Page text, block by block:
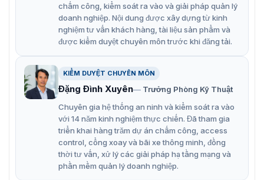
VietnamSmart – Phân phối chính hãng
module DS-KD8003-IME1/S
Công ty VietnamSmart là đơn vị được HIKVISION ủy
quyền phân phối module DS-KD8003-IME1/S tại thị
trường Việt Nam. Sản phẩm được xúc tiến thương mại với
giá rẻ và được ứng dụng cho hệ thống giám sát liên lạc
nội bộ. Module DS-KD8003-IME1/S được bảo hành chính
hãng, hỗ trợ 1 đổi 1 nếu sản phẩm gặp các lỗi từ nhà sản
Liên hệ với chúng tôi qua số hotline: 0936611372 để
được tư vấn và hỗ trợ báo giá nhanh nhất về sản phẩm
module DS-KD8003-IME1/S !!!
chấm công, kiểm soát ra vào và giải pháp quản lý
doanh nghiệp. Nội dung được xây dựng từ kinh
nghiệm tư vấn khách hàng, tài liệu sản phẩm và
được kiểm duyệt chuyên môn trước khi đăng tải.
KIỂM DUYỆT CHUYÊN MÔN
Đặng Đình Xuyên
Trưởng Phòng Kỹ Thuật
Chuyên gia hệ thống an ninh và kiểm soát ra vào
với 14 năm kinh nghiệm thực chiến. Đã tham gia
triển khai hàng trăm dự án chấm công, access
control, cổng xoay và bãi xe thông minh, đồng
thời tư vấn, xử lý các giải pháp hạ tầng mạng và
phần mềm quản lý doanh nghiệp.